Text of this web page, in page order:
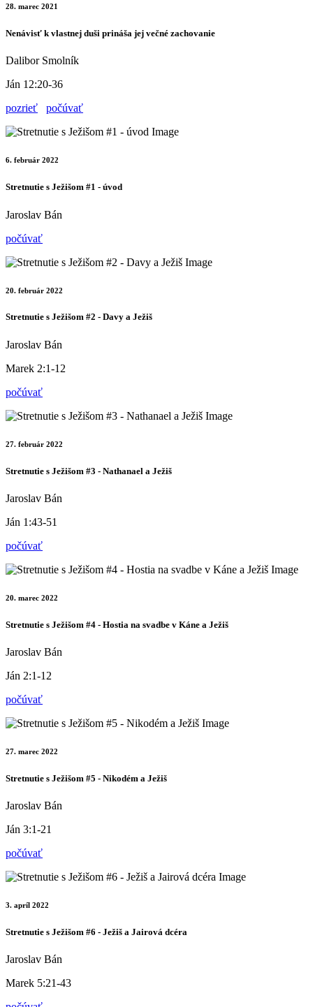
28. marec 2021
Nenávisť k vlastnej duši prináša jej večné zachovanie
Dalibor Smolník
Ján 12:20-36
pozrieť
počúvať
6. február 2022
Stretnutie s Ježišom #1 - úvod
Jaroslav Bán
počúvať
20. február 2022
Stretnutie s Ježišom #2 - Davy a Ježiš
Jaroslav Bán
Marek 2:1-12
počúvať
27. február 2022
Stretnutie s Ježišom #3 - Nathanael a Ježiš
Jaroslav Bán
Ján 1:43-51
počúvať
20. marec 2022
Stretnutie s Ježišom #4 - Hostia na svadbe v Káne a Ježiš
Jaroslav Bán
Ján 2:1-12
počúvať
27. marec 2022
Stretnutie s Ježišom #5 - Nikodém a Ježiš
Jaroslav Bán
Ján 3:1-21
počúvať
3. apríl 2022
Stretnutie s Ježišom #6 - Ježiš a Jairová dcéra
Jaroslav Bán
Marek 5:21-43